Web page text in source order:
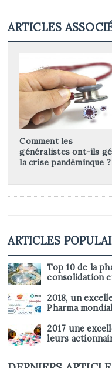
ARTICLES
Comment les
généralistes ont-ils
la crise pandéminque ?
ARTICLES
Top 10 de la
consolidation
2018, un
Pharma
2017 une
leurs